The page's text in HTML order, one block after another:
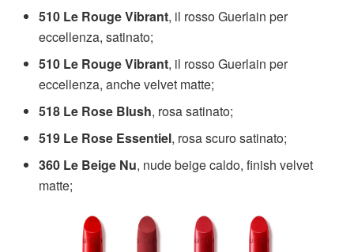
510 Le Rouge Vibrant, il rosso Guerlain per
eccellenza, satinato;
510 Le Rouge Vibrant, il rosso Guerlain per
eccellenza, anche velvet matte;
518 Le Rose Blush, rosa satinato;
519 Le Rose Essentiel, rosa scuro satinato;
360 Le Beige Nu, nude beige caldo, finish velvet
matte;